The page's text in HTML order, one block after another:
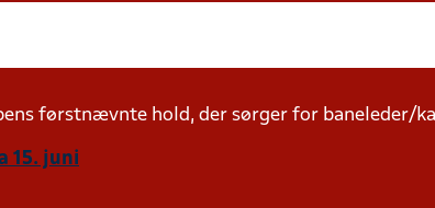
førstnævnte hold, der sørger for baneleder/
15. juni